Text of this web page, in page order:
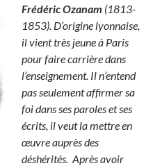
Frédéric Ozanam (1813-
1853). D’origine lyonnaise,
il vient très jeune à Paris
pour faire carrière dans
l’enseignement. Il n’entend
pas seulement affirmer sa
foi dans ses paroles et ses
écrits, il veut la mettre en
œuvre auprès des
déshérités. Après avoir